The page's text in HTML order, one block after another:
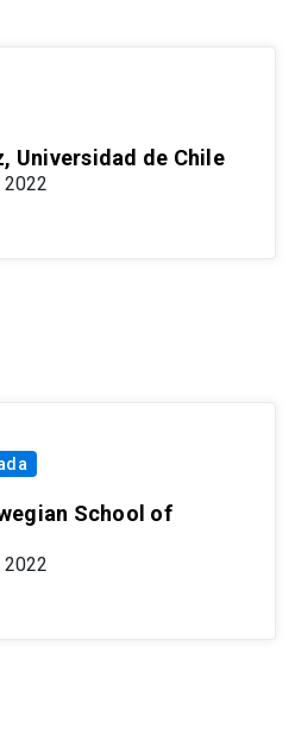
Universidad de Chile
2022
School of
2022